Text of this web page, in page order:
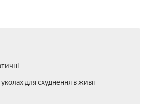
для схуднення в живіт